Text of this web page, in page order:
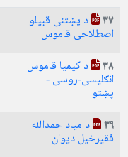
37 د پښتنی قبیلو
اصطلاحی قاموس
38 د کیمیا قاموس
انګلیسی-روسی -
پښتو
39 د میاد حمدالله
فقیرخیل دیوان